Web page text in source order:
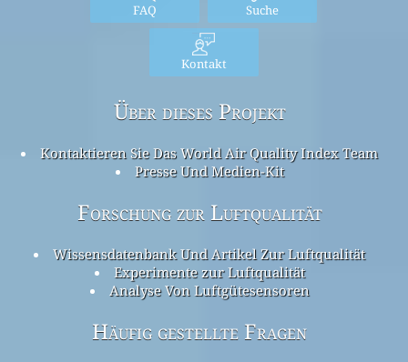
FAQ Suche
Kontakt
Über dieses Projekt
Kontaktieren Sie Das World Air Quality Index Team
Presse Und Medien-Kit
Forschung zur Luftqualität
Wissensdatenbank Und Artikel Zur Luftqualität
Experimente zur Luftqualität
Analyse Von Luftgütesensoren
Häufig gestellte Fragen